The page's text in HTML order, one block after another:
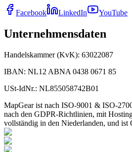
Facebook LinkedIn YouTube
Unternehmensdaten
Handelskammer (KvK): 63022087
IBAN: NL12 ABNA 0438 0671 85
USt-IdNr.: NL855058742B01
MapGear ist nach ISO-9001 & ISO-
nach den GDPR-Richtlinien, mit
vollständig in den Niederlanden, und ist